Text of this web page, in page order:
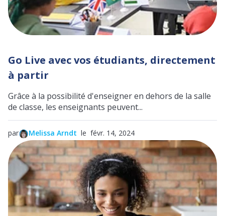
Go Live avec vos étudiants, directement
à partir
Grâce à la possibilité d'enseigner en dehors de la salle
de classe, les enseignants peuvent...
par Melissa Arndt le févr. 14, 2024